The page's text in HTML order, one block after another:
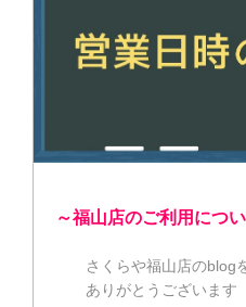
～福山店のご利用につ
さくらや福山店のblog
ありがとうございます